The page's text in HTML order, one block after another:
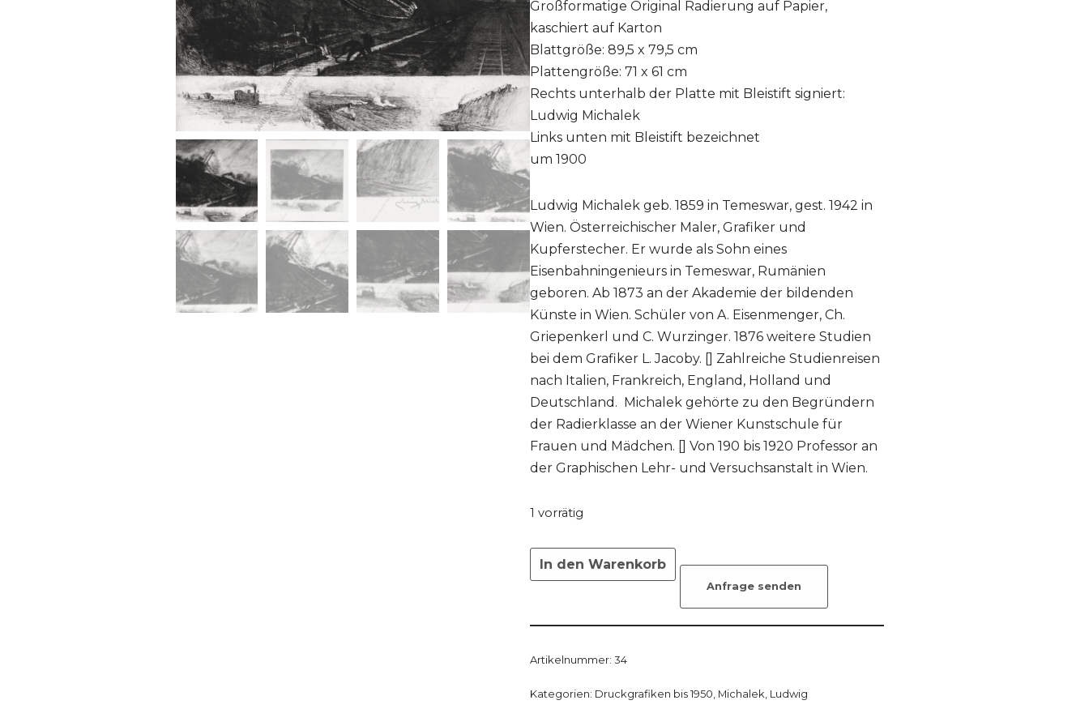
Großformatige Original Radierung auf Papier,
kaschiert auf Karton
Blattgröße: 89,5 x 79,5 cm
Plattengröße: 71 x 61 cm
Rechts unterhalb der Platte mit Bleistift signiert:
Ludwig Michalek
Links unten mit Bleistift bezeichnet
um 1900
Ludwig Michalek geb. 1859 in Temeswar, gest. 1942 in
Wien. Österreichischer Maler, Grafiker und
Kupferstecher. Er wurde als Sohn eines
Eisenbahningenieurs in Temeswar, Rumänien
geboren. Ab 1873 an der Akademie der bildenden
Künste in Wien. Schüler von A. Eisenmenger, Ch.
Griepenkerl und C. Wurzinger. 1876 weitere Studien
bei dem Grafiker L. Jacoby. [] Zahlreiche Studienreisen
nach Italien, Frankreich, England, Holland und
Deutschland. Michalek gehörte zu den Begründern
der Radierklasse an der Wiener Kunstschule für
Frauen und Mädchen. [] Von 190 bis 1920 Professor an
der Graphischen Lehr- und Versuchsanstalt in Wien.
1 vorrätig
In den Warenkorb
Anfrage senden
Artikelnummer: 34
Kategorien: Druckgrafiken bis 1950 Michalek, Ludwig